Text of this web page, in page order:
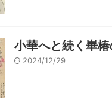
小華へと続く崋
2024/12/29